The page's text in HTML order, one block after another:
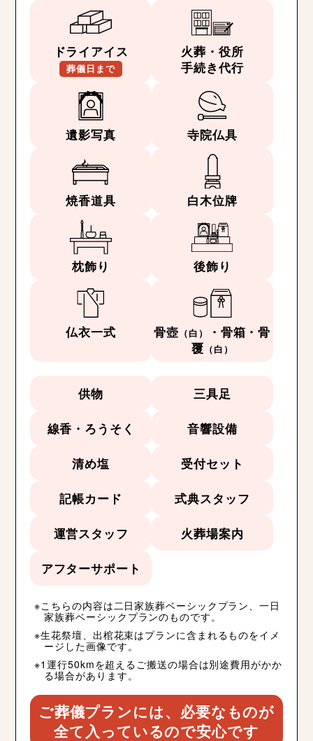
ドライアイス
葬儀日まで
火葬・役所
手続き代行
遺影写真 寺院仏具
焼香道具 白木位牌
枕飾り 後飾り
仏衣一式 骨壺 （白）
・骨箱・骨
覆 （白）
供物 三具足
線香・ろうそく 音響設備
清め塩 受付セット
記帳カード 式典スタッフ
運営スタッフ 火葬場案内
アフターサポート
こちらの内容は二日家族葬ベーシックプラン、一日
家族葬ベーシックプランのものです。
生花祭壇、出棺花束はプランに含まれるものをイメ
ージした画像です。
1運行50kmを超えるご搬送の場合は別途費用がかか
る場合があります。
ご葬儀プランには、必要なものが
全て入っているので安心です